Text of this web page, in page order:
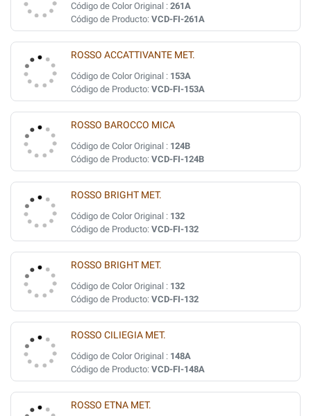
Código de Color Original : 261A
Código de Producto: VCD-FI-261A
ROSSO ACCATTIVANTE MET.
Código de Color Original : 153A
Código de Producto: VCD-FI-153A
ROSSO BAROCCO MICA
Código de Color Original : 124B
Código de Producto: VCD-FI-124B
ROSSO BRIGHT MET.
Código de Color Original : 132
Código de Producto: VCD-FI-132
ROSSO BRIGHT MET.
Código de Color Original : 132
Código de Producto: VCD-FI-132
ROSSO CILIEGIA MET.
Código de Color Original : 148A
Código de Producto: VCD-FI-148A
ROSSO ETNA MET.